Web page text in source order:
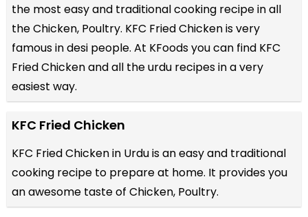
the most easy and traditional cooking recipe in all
theChicken, Poultry. KFC Fried Chicken is very
famous in desi people. At KFoods you can find KFC
Fried Chicken and all theurdu recipesin a very
easiest way.
KFC Fried Chicken
KFC Fried Chicken in Urdu is an easy and traditional
cooking recipe to prepare at home. It provides you
an awesome taste of Chicken, Poultry.